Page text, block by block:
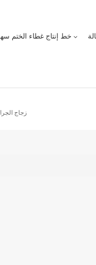
خط إنتاج غطاء الختم
زجاج